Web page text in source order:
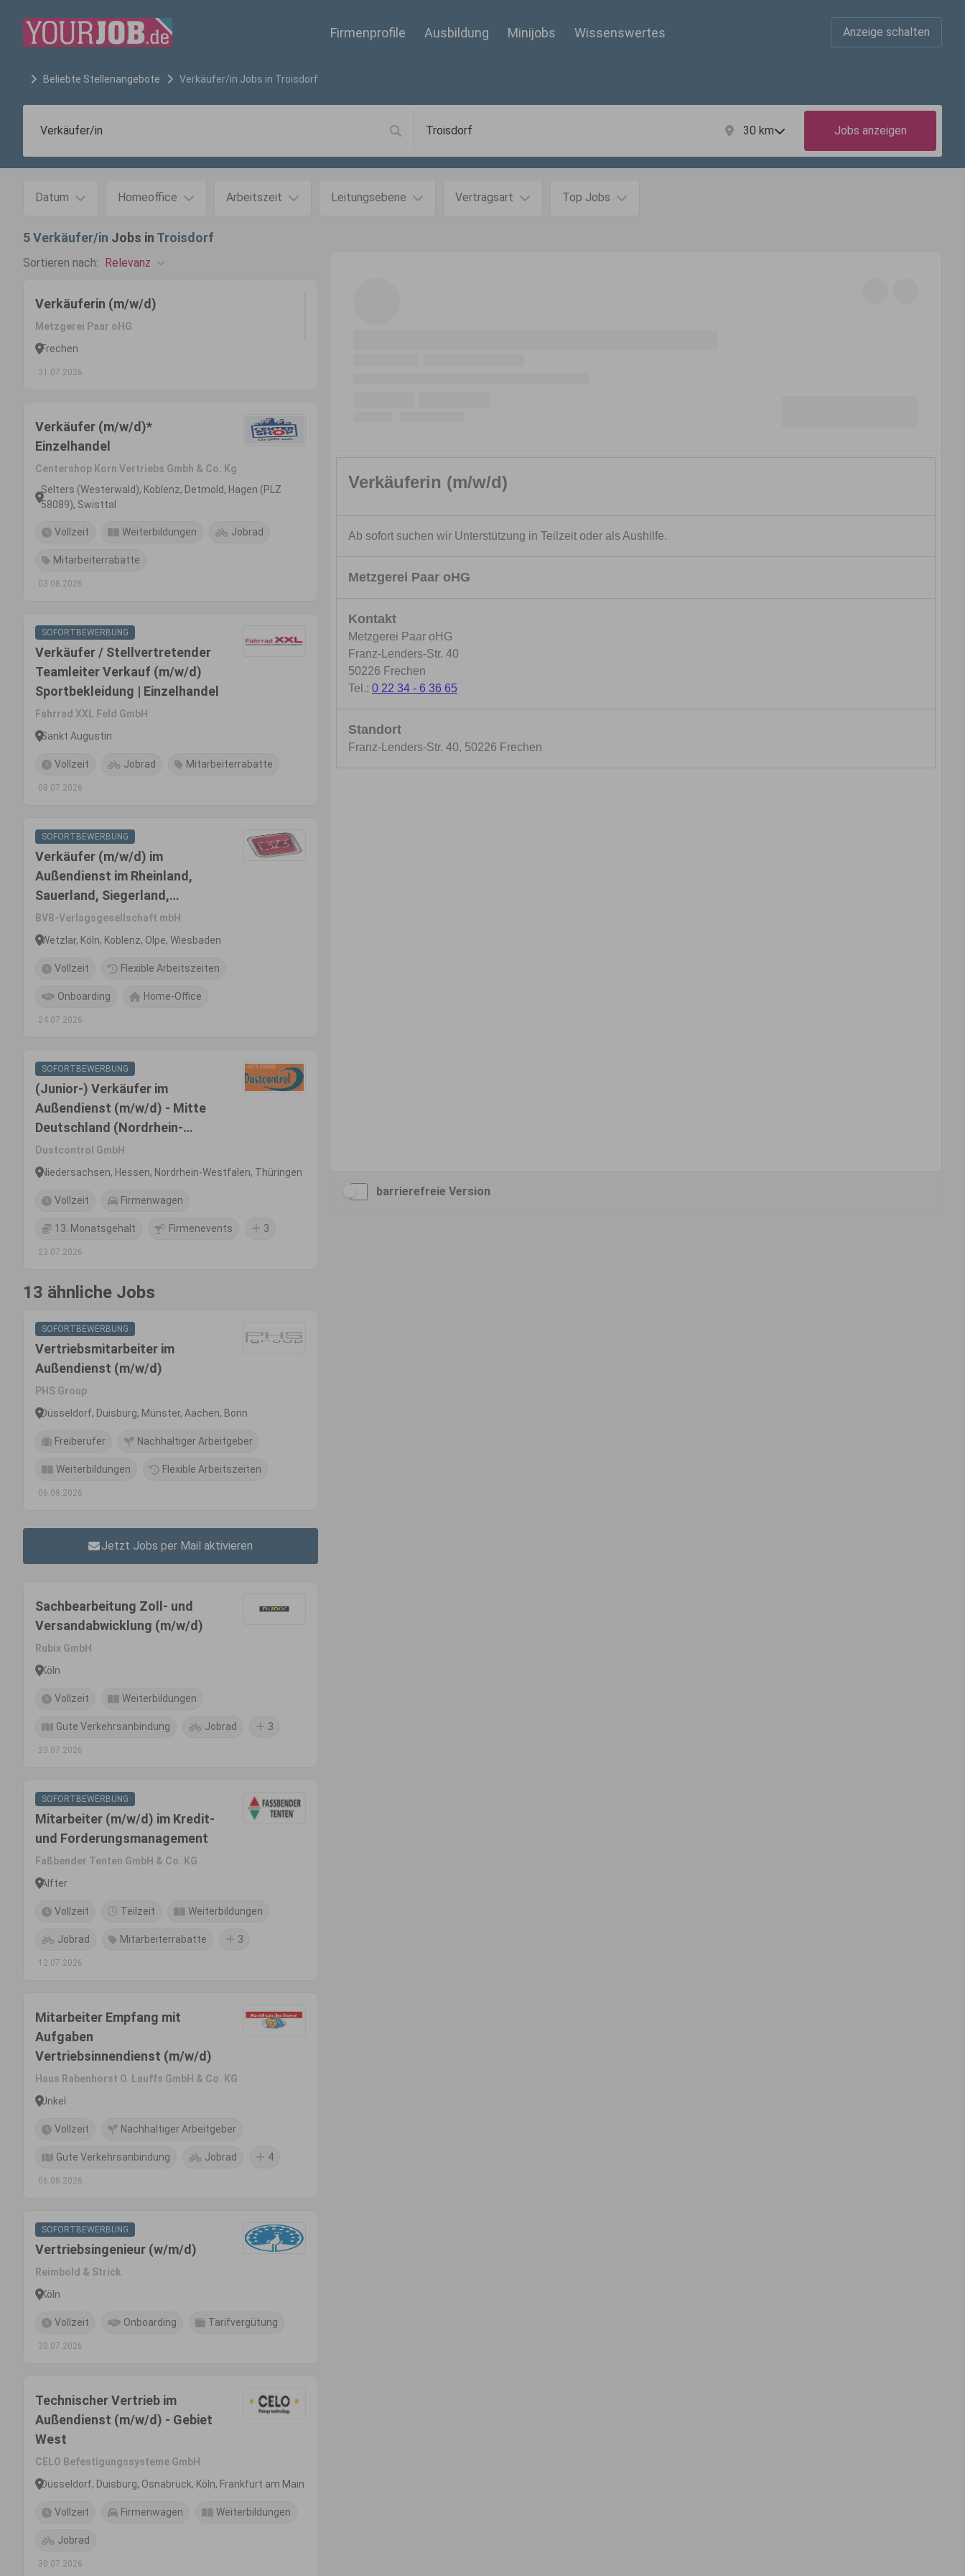
Firmenprofile Ausbildung Minijobs Wissenswertes Anzeige schalten
Beliebte Stellenangebote Verkäufer/in Jobs in Troisdorf
30 km Jobs anzeigen
Datum Homeoffice Arbeitszeit Leitungsebene Vertragsart Top Jobs
5Verkäufer/in Jobs in Troisdorf
Sortieren nach: Relevanz
Verkäuferin (m/w/d)
Metzgerei Paar oHG
Frechen
31.07.2026
Verkäufer (m/w/d)*
Einzelhandel
Centershop Korn Vertriebs Gmbh & Co. Kg
Selters (Westerwald), Koblenz, Detmold, Hagen (PLZ
58089), Swisttal
Vollzeit Weiterbildungen Jobrad
Mitarbeiterrabatte
03.08.2026
SOFORTBEWERBUNG
Verkäufer / Stellvertretender
Teamleiter Verkauf (m/w/d)
Sportbekleidung | Einzelhandel
Fahrrad XXL Feld GmbH
Sankt Augustin
Vollzeit Jobrad Mitarbeiterrabatte
08.07.2026
SOFORTBEWERBUNG
Verkäufer (m/w/d) im
Außendienst im Rheinland,
Sauerland, Siegerland,
Westerwald, Hunsrück und
Eifel
BVB-Verlagsgesellschaft mbH
Wetzlar, Köln, Koblenz, Olpe, Wiesbaden
Vollzeit Flexible Arbeitszeiten
Onboarding Home-Office
24.07.2026
SOFORTBEWERBUNG
(Junior-) Verkäufer im
Außendienst (m/w/d) - Mitte
Deutschland (Nordrhein-
Westfalen, Nord-Hessen,
Thüringen, Sachsen)
Dustcontrol GmbH
Niedersachsen, Hessen, Nordrhein-Westfalen, Thüringen
Vollzeit Firmenwagen
13. Monatsgehalt Firmenevents 3
23.07.2026
13 ähnliche Jobs
SOFORTBEWERBUNG
Vertriebsmitarbeiter im
Außendienst (m/w/d)
PHS Group
Düsseldorf, Duisburg, Münster, Aachen, Bonn
Freiberufer Nachhaltiger Arbeitgeber
Weiterbildungen Flexible Arbeitszeiten
06.08.2026
Jetzt Jobs per Mail aktivieren
Sachbearbeitung Zoll- und
Versandabwicklung (m/w/d)
Rubix GmbH
Köln
Vollzeit Weiterbildungen
Gute Verkehrsanbindung Jobrad 3
23.07.2026
SOFORTBEWERBUNG
Mitarbeiter (m/w/d) im Kredit-
und Forderungsmanagement
Faßbender Tenten GmbH & Co. KG
Alfter
Vollzeit Teilzeit Weiterbildungen
Jobrad Mitarbeiterrabatte 3
12.07.2026
Mitarbeiter Empfang mit
Aufgaben
Vertriebsinnendienst (m/w/d)
Haus Rabenhorst O. Lauffs GmbH & Co. KG
Unkel
Vollzeit Nachhaltiger Arbeitgeber
Gute Verkehrsanbindung Jobrad 4
06.08.2026
SOFORTBEWERBUNG
Vertriebsingenieur (w/m/d)
Reimbold & Strick
Köln
Vollzeit Onboarding Tarifvergütung
30.07.2026
Technischer Vertrieb im
Außendienst (m/w/d) - Gebiet
West
CELO Befestigungssysteme GmbH
Düsseldorf, Duisburg, Osnabrück, Köln, Frankfurt am Main
Vollzeit Firmenwagen Weiterbildungen
Jobrad
30.07.2026
barrierefreie Version